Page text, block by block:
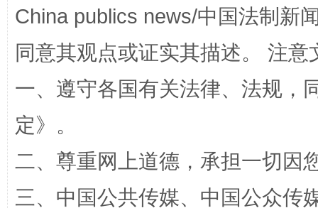
招工难、用工荒背后
China publics news/中国法制新
同意其观点或证实其描述。 注
一、遵守各国有关法律、法规，
定》。
二、尊重网上道德，承担一切因
三、中国公共传媒、中国公众传